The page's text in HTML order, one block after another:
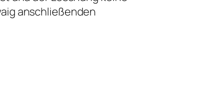
anschließenden